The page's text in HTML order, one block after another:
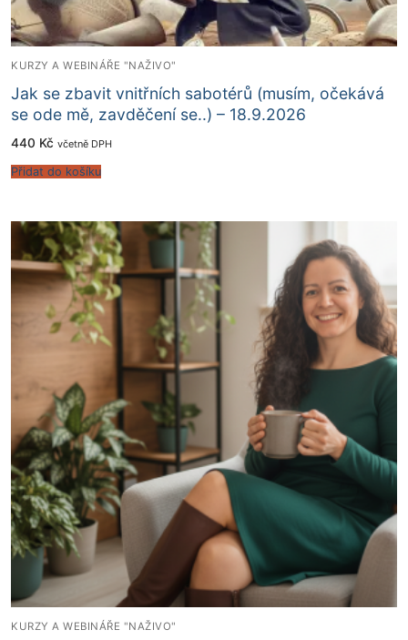
KURZY A WEBINÁŘE "NAŽIVO"
Jak se zbavit vnitřních sabotérů (musím, očekává
se ode mě, zavděčení se..) – 18.9.2026
440 Kč včetně DPH
Přidat do košíku
KURZY A WEBINÁŘE "NAŽIVO"